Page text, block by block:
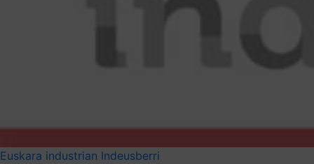
Euskara industrian Indeusberri